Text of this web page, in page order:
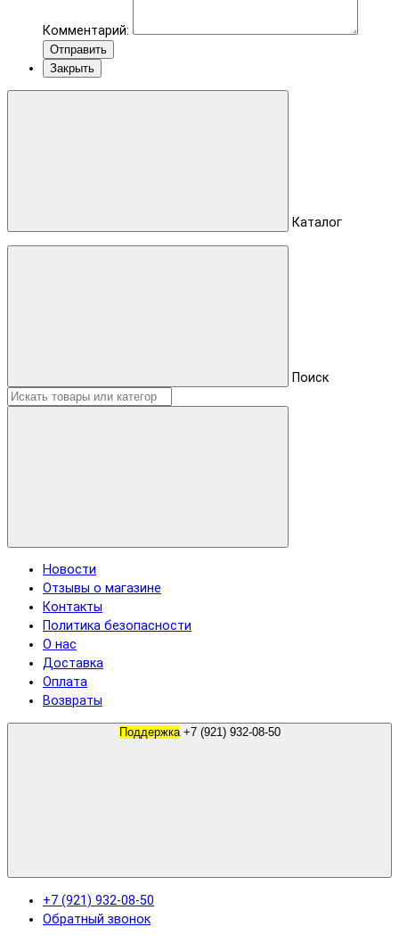
Комментарий:
Отправить
Закрыть
Каталог
Поиск
Новости
Отзывы о магазине
Контакты
Политика безопасности
О нас
Доставка
Оплата
Возвраты
Поддержка +7 (921) 932-08-50
+7 (921) 932-08-50
Обратный звонок